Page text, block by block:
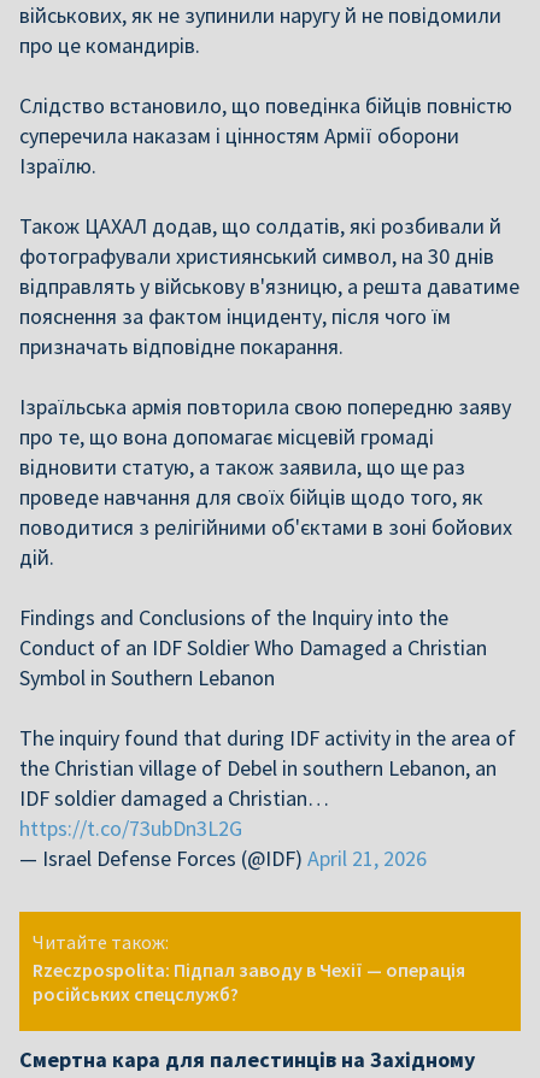
військових, як не зупинили наругу й не повідомили
про це командирів.
Слідство встановило, що поведінка бійців повністю
суперечила наказам і цінностям Армії оборони
Ізраїлю.
Також ЦАХАЛ додав, що солдатів, які розбивали й
фотографували християнський символ, на 30 днів
відправлять у військову в'язницю, а решта даватиме
пояснення за фактом інциденту, після чого їм
призначать відповідне покарання.
Ізраїльська армія повторила свою попередню заяву
про те, що вона допомагає місцевій громаді
відновити статую, а також заявила, що ще раз
проведе навчання для своїх бійців щодо того, як
поводитися з релігійними об'єктами в зоні бойових
дій.
Findings and Conclusions of the Inquiry into the
Conduct of an IDF Soldier Who Damaged a Christian
Symbol in Southern Lebanon
The inquiry found that during IDF activity in the area of
the Christian village of Debel in southern Lebanon, an
IDF soldier damaged a Christian…
https://t.co/73ubDn3L2G
— Israel Defense Forces (@IDF) April 21, 2026
Читайте також:
Rzeczpospolita: Підпал заводу в Чехії — операція
російських спецслужб?
Смертна кара для палестинців на Західному